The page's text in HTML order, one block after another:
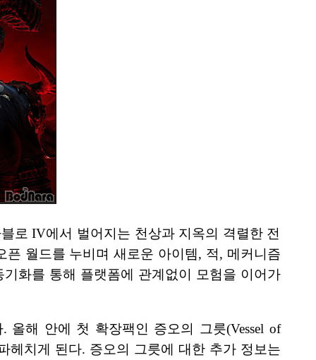
블로 IV에서 벌어지는 천상과 지옥의 격렬한 전
월드를 누비며 새로운 아이템, 적, 메커니즘
화를 통해 플랫폼에 관계없이 모험을 이어가
해 안에 첫 확장팩인 증오의 그릇(Vessel of
헤치게 된다. 증오의 그릇에 대한 추가 정보는